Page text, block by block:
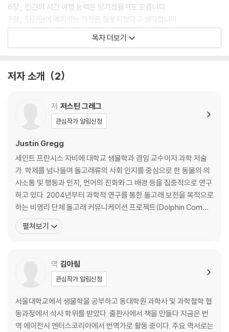
6장_ 인간의 시간 여행 능력은 망가졌을지도 모릅니다
7장_ 인간만이 예외라는 가정은 잘못되었다고 생각합니다
나가며 니체 씨, 우리 이제는 좀 더 겸손해져야겠죠?
주
목차 더보기
저자 소개 2
저 저스틴 그레그
관심작가 알림신청
Justin Gregg
세인트 프란시스 자비에 대학교 생물학과 겸임 교수이자 과학 저술
가. 학제를 넘나들며 돌고래류의 사회 인지를 중심으로 한 동물의 의
사소통 및 행동과 인지, 언어의 진화와 그 배경 등을 집중적으로 연구
하고 있다. 2004년부터 과학적 연구를 통한 돌고래 보전을 목적으로
하는 비영리 단체 돌고래 커뮤니케이션 프로젝트(Dolphin Commu
nication Project, DCP)에 합류해 지속적으로 활동 중이다. 지금은
DCP의 수석 연구원으로서 돌고래의 행동, 음향, 의사소통, 인지, 생
펼쳐보기
역 김아림
관심작가 알림신청
서울대학교에서 생물학을 공부하고 동대학원 과학사 및 과학철학 협
동과정에서 석사 학위를 받았다. 출판사에서 책을 만들다 지금은 번
역 에이전시 엔터스코리아에서 번역가로 활동 중이다. 주요 역서로는